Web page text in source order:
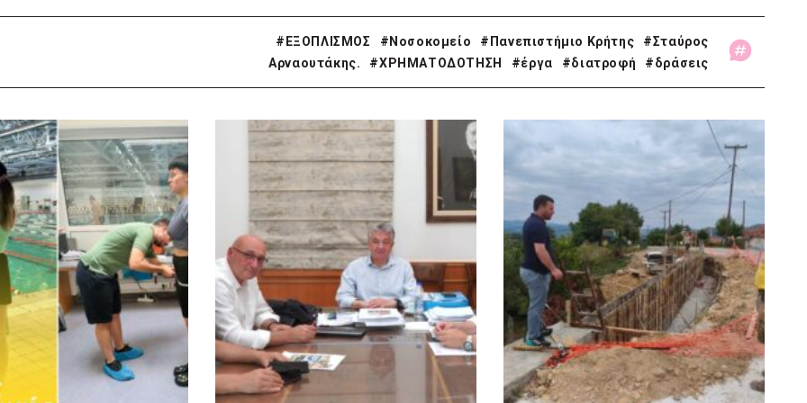
#ΕΞΟΠΛΙΣΜΟΣ #Νοσοκομείο #Πανεπιστήμιο Κρήτης
#Σταύρος
Αρναουτάκης.
#ΧΡΗΜΑΤΟΔΟΤΗΣΗ #έργα #διατροφή #δράσεις